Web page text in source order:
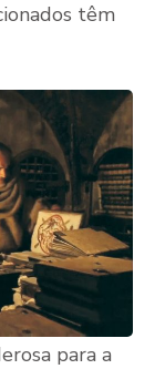
têm
para a